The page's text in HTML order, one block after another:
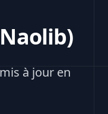
à jour en